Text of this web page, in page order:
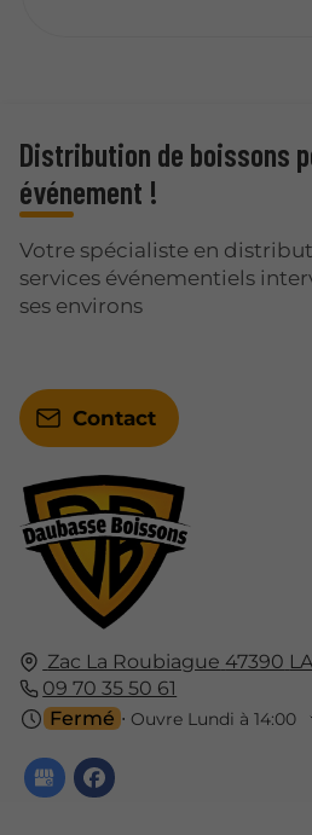
Zac La Roubiague 47390
09 70 35 50 61
Fermé ⋅ Ouvre Lundi à 14:00
Distribution de boissons
événement !
Votre spécialiste en
services événementiels
ses environs
Contact